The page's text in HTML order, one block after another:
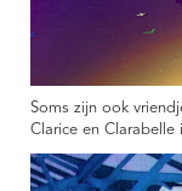
Soms zijn ook
Clarice en Clarabelle